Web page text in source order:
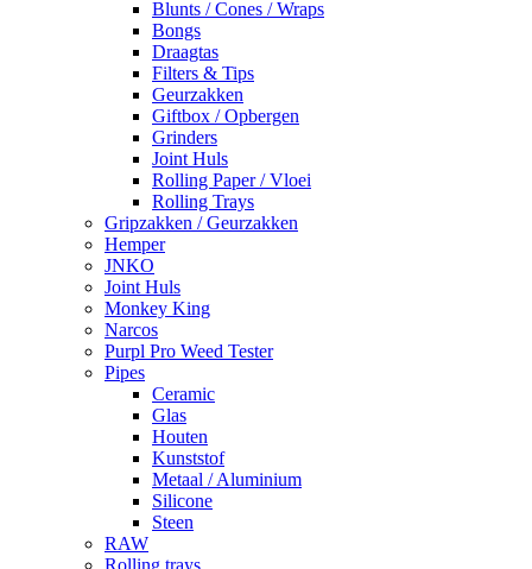
Blunts / Cones / Wraps
Bongs
Draagtas
Filters & Tips
Geurzakken
Giftbox / Opbergen
Grinders
Joint Huls
Rolling Paper / Vloei
Rolling Trays
Gripzakken / Geurzakken
Hemper
JNKO
Joint Huls
Monkey King
Narcos
Purpl Pro Weed Tester
Pipes
Ceramic
Glas
Houten
Kunststof
Metaal / Aluminium
Silicone
Steen
RAW